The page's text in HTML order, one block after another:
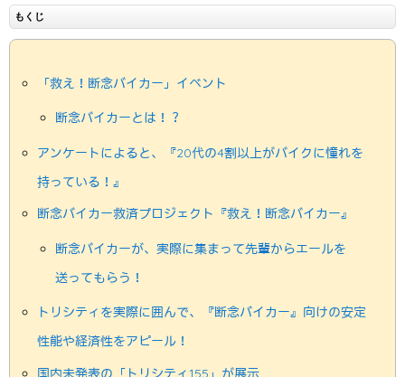
もくじ
「救え！断念バイカー」イベント
断念バイカーとは！？
アンケートによると、『20代の4割以上がバイクに憧れを
持っている！』
断念バイカー救済プロジェクト『救え！断念バイカー』
断念バイカーが、実際に集まって先輩からエールを
送ってもらう！
トリシティを実際に囲んで、『断念バイカー』向けの安定
性能や経済性をアピール！
国内未発表の「トリシティ155」が展示